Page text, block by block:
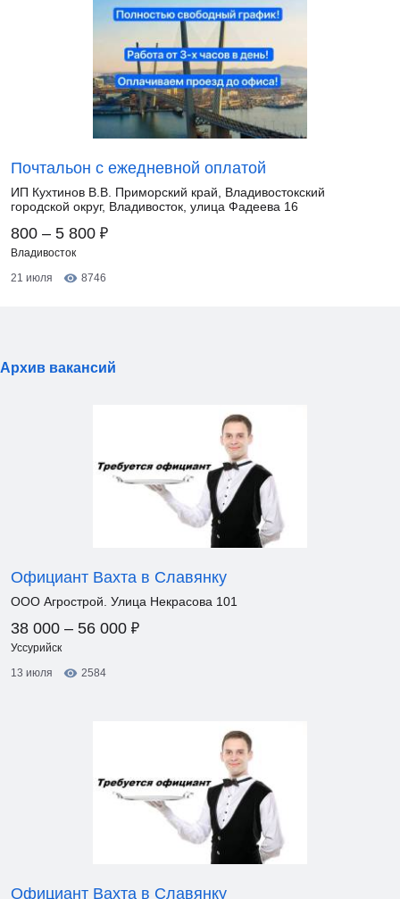
Почтальон с ежедневной оплатой
ИП Кухтинов В.В. Приморский край, Владивостокский
городской округ, Владивосток, улица Фадеева 16
800 – 5 800 ₽
Владивосток
21 июля
8746
Архив вакансий
Официант Вахта в Славянку
ООО Агрострой. Улица Некрасова 101
38 000 – 56 000 ₽
Уссурийск
13 июля
2584
Официант Вахта в Славянку